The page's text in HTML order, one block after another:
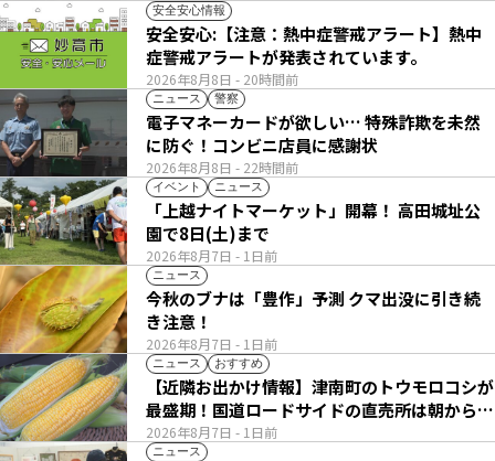
安全安心情報
2026年8月8日 - 20時間前
安全安心:【注意：熱中症警戒アラート】熱中
症警戒アラートが発表されています。
ニュース 警察
2026年8月8日 - 22時間前
電子マネーカードが欲しい… 特殊詐欺を未然
に防ぐ！コンビニ店員に感謝状
イベント ニュース
2026年8月7日 - 1日前
「上越ナイトマーケット」開幕！ 高田城址公
園で8日(土)まで
ニュース
2026年8月7日 - 1日前
今秋のブナは「豊作」予測 クマ出没に引き続
き注意！
ニュース おすすめ
2026年8月7日 - 1日前
【近隣お出かけ情報】津南町のトウモロコシが
最盛期！国道ロードサイドの直売所は朝から長
い列
ニュース